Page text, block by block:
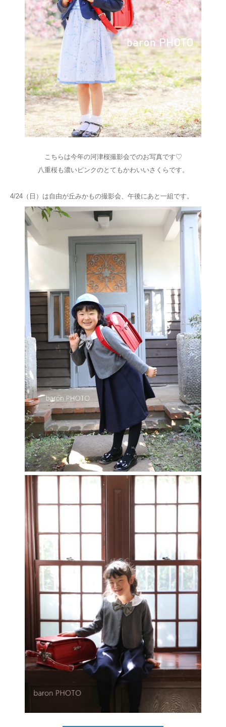
こちらは今年の河津桜撮影会でのお写真です♡
八重桜も濃いピンクのとてもかわいいさくらです。
4/24（日）は自由が丘みかもの撮影会、午後にあと一組です。